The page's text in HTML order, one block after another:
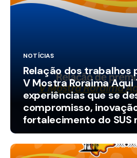
NOTÍCIAS
Relação dos trabalhos
V Mostra Roraima Aqui
experiências que se
compromisso,
fortalecimento do SUS
municípios.